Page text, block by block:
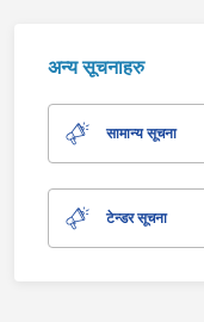
अन्य सूचनाहरु
सामान्य सूचना
टेन्डर सूचना